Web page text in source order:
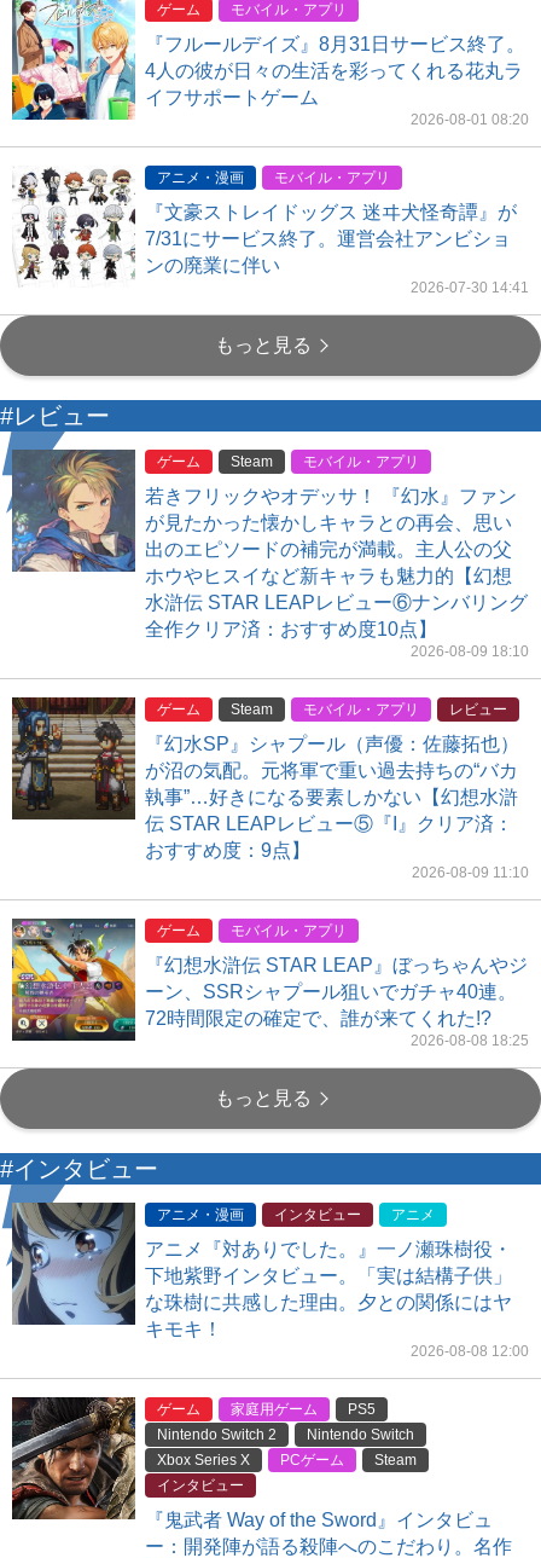
ゲーム モバイル・アプリ
『フルールデイズ』8月31日サービス終了。
4人の彼が日々の生活を彩ってくれる花丸ラ
イフサポートゲーム
2026-08-01 08:20
アニメ・漫画 モバイル・アプリ
『文豪ストレイドッグス 迷ヰ犬怪奇譚』が
7/31にサービス終了。運営会社アンビショ
ンの廃業に伴い
2026-07-30 14:41
もっと見る
#レビュー
ゲーム Steam モバイル・アプリ
若きフリックやオデッサ！ 『幻水』ファン
が見たかった懐かしキャラとの再会、思い
出のエピソードの補完が満載。主人公の父
ホウやヒスイなど新キャラも魅力的【幻想
水滸伝 STAR LEAPレビュー⑥ナンバリング
全作クリア済：おすすめ度10点】
2026-08-09 18:10
ゲーム Steam モバイル・アプリ レビュー
『幻水SP』シャプール（声優：佐藤拓也）
が沼の気配。元将軍で重い過去持ちの“バカ
執事”…好きになる要素しかない【幻想水滸
伝 STAR LEAPレビュー⑤『I』クリア済：
おすすめ度：9点】
2026-08-09 11:10
ゲーム モバイル・アプリ
『幻想水滸伝 STAR LEAP』ぼっちゃんやジ
ーン、SSRシャプール狙いでガチャ40連。
72時間限定の確定で、誰が来てくれた!?
2026-08-08 18:25
もっと見る
#インタビュー
アニメ・漫画 インタビュー アニメ
アニメ『対ありでした。』一ノ瀬珠樹役・
下地紫野インタビュー。「実は結構子供」
な珠樹に共感した理由。夕との関係にはヤ
キモキ！
2026-08-08 12:00
ゲーム 家庭用ゲーム
PS5
Nintendo Switch 2
Nintendo Switch
Xbox Series X
PCゲーム
Steam
インタビュー
『鬼武者 Way of the Sword』インタビュ
ー：開発陣が語る殺陣へのこだわり。名作